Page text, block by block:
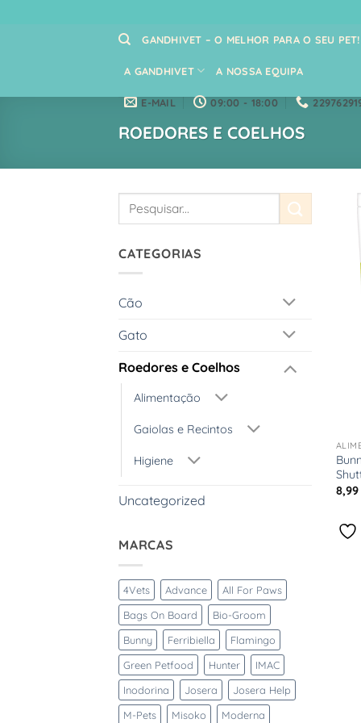
GANDHIVET – O MELHOR PARA O SEU PET!
A GANDHIVET A NOSSA EQUIPA
E-MAIL 09:00 - 18:00
ROEDORES E COELHOS
Pesquisar
CATEGORIAS
Cão
Gato
Roedores e Coelhos
Alimentação
Gaiolas e Recintos
Higiene
Uncategorized
MARCAS
4Vets Advance
All For Paws
Bags On Board
Bio-Groom
Bunny
Ferribiella
Flamingo
Green Petfood
Hunter
IMAC
Inodorina
Josera
Josera Help
M-Pets
Misoko
Moderna
8,99